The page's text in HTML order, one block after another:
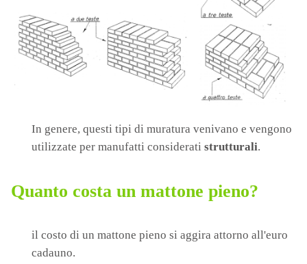
In genere, questi tipi di muratura venivano e vengono
utilizzate per manufatti considerati strutturali.
Quanto costa un mattone pieno?
il costo di un mattone pieno si aggira attorno all'euro
cadauno.